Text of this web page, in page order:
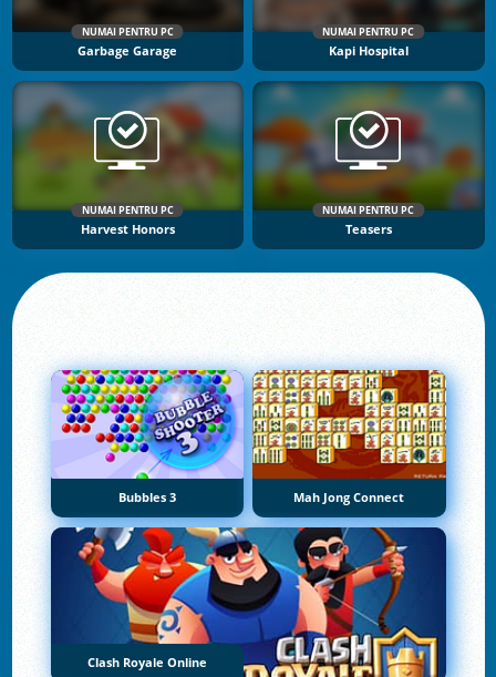
NUMAI PENTRU PC
Garbage Garage
NUMAI PENTRU PC
Kapi Hospital
NUMAI PENTRU PC
Harvest Honors
NUMAI PENTRU PC
Teasers
Bubbles 3 Mah Jong Connect
Clash Royale Online